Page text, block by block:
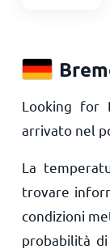
Looking for
arrivato nel
La
trovare
condizioni
probabilità